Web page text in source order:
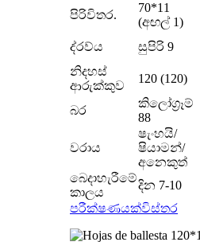
පිරිවිතර.
70*11
(අඟල් 1)
ද්රව්ය
සුපිරි 9
නිදහස්
ආරුක්කුව
120 (120)
බර
කිලෝග්‍රෑම්
88
වරාය
ෂැංහයි/
ෂියාමන්/
අනෙකුත්
බෙදාහැරීමේ
කාලය
දින 7-10
පරීක්ෂණයක්විස්තර